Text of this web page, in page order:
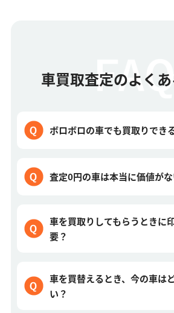
車買取査定のよく
ボロボロの車でも買取りでき
査定0円の車は本当に価値がな
車を買取りしてもらうときに
要？
車を買替えるとき、今の車は
い？